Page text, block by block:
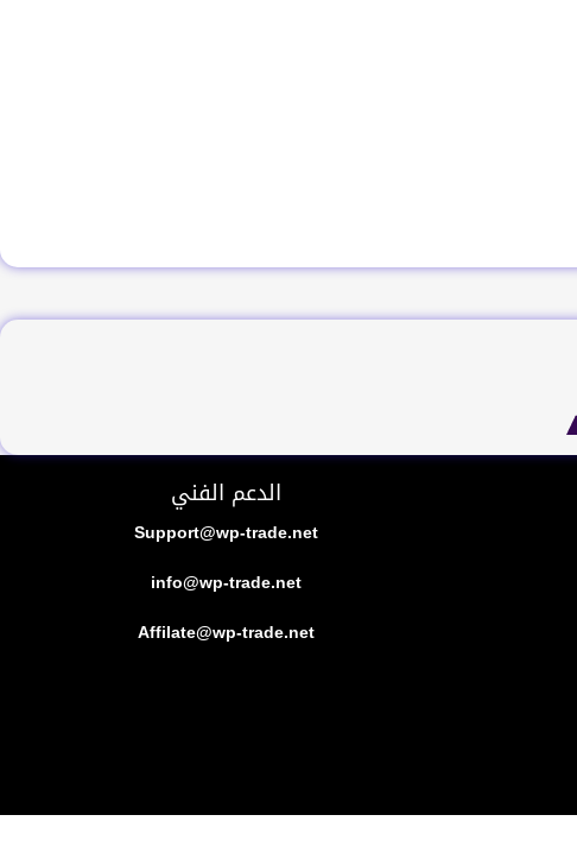
الدعم الفني
Support@wp-trade.net
info@wp-trade.net
Affilate@wp-trade.net